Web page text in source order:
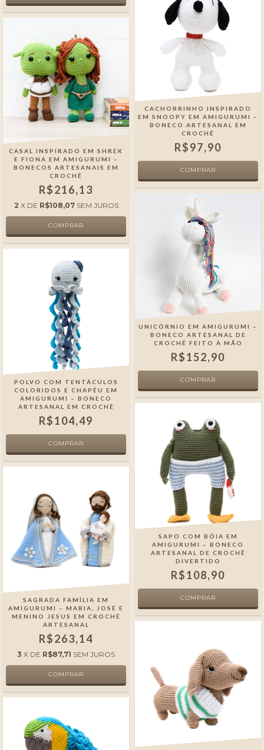
CASAL INSPIRADO EM SHREK
E FIONA EM AMIGURUMI –
BONECOS ARTESANAIS EM
CROCHÊ
R$216,13
2 X DE R$108,07 SEM JUROS
CACHORRINHO INSPIRADO
EM SNOOPY EM AMIGURUMI –
BONECO ARTESANAL EM
CROCHÊ
R$97,90
POLVO COM TENTÁCULOS
COLORIDOS E CHAPÉU EM
AMIGURUMI – BONECO
ARTESANAL EM CROCHÊ
R$104,49
UNICÓRNIO EM AMIGURUMI –
BONECO ARTESANAL DE
CROCHÊ FEITO À MÃO
R$152,90
SAGRADA FAMÍLIA EM
AMIGURUMI – MARIA, JOSÉ E
MENINO JESUS EM CROCHÊ
ARTESANAL
R$263,14
3 X DE R$87,71 SEM JUROS
SAPO COM BÓIA EM
AMIGURUMI – BONECO
ARTESANAL DE CROCHÊ
DIVERTIDO
R$108,90